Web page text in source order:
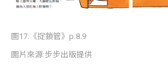
圖17.《捉鎖管》p.8.9
圖片來源:步步出版提供